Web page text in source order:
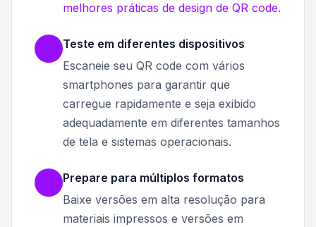
melhores práticas de design de QR code.
Teste em diferentes dispositivos
Escaneie seu QR code com vários
smartphones para garantir que
carregue rapidamente e seja exibido
adequadamente em diferentes tamanhos
de tela e sistemas operacionais.
Prepare para múltiplos formatos
Baixe versões em alta resolução para
materiais impressos e versões em